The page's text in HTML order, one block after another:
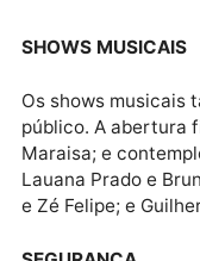
entretenimentos da
RODEIOS
Um dos principais